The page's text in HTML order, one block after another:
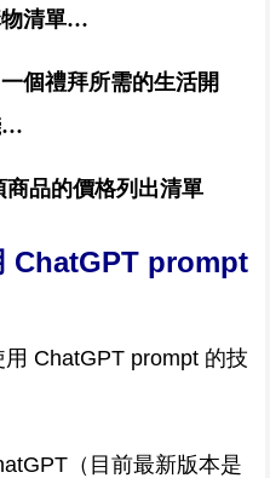
物清單…
個禮拜所需的生活開
…
品的價格列出清單
ChatGPT prompt
ChatGPT prompt 的技
（目前最新版本是